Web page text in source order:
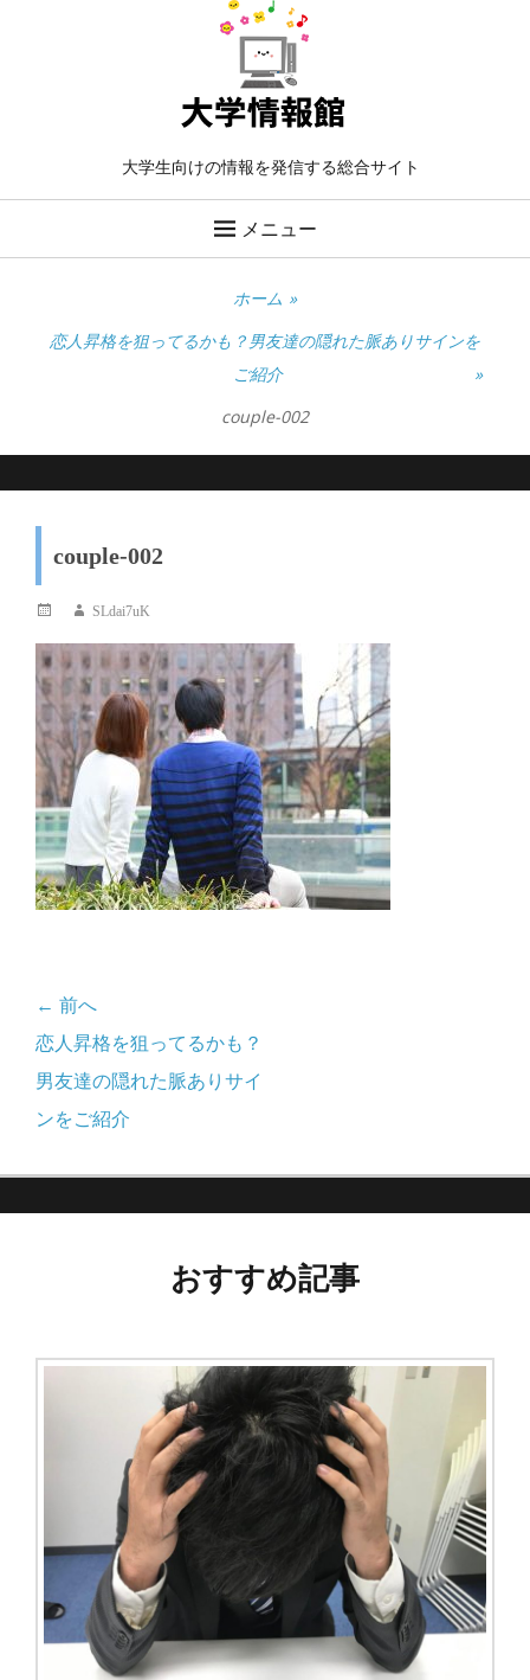
大学生向けの情報を発信する総合サイト
メニュー
ホーム »
恋人昇格を狙ってるかも？男友達の隠れた脈ありサインを
ご紹介
»
couple-002
couple-002
投
日
投
者
SLdai7uK
投
稿
ナ
ビ
シ
← 前へ
前
の
記
恋人昇格を狙ってるかも？
男友達の隠れた脈ありサイ
ンをご紹介
おすすめ記事